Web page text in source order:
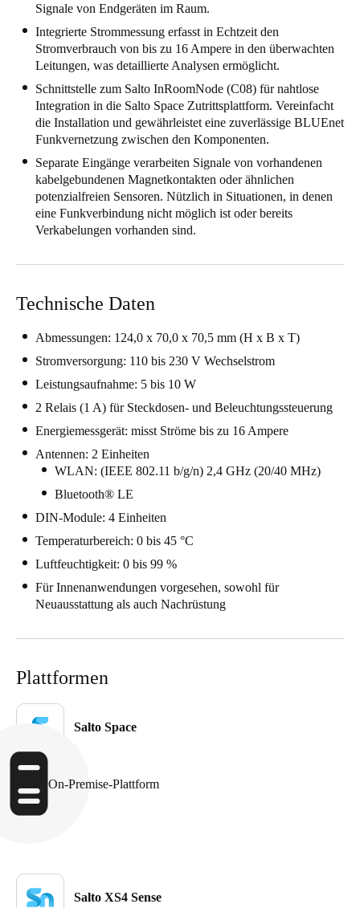
Netherlands
NederlandsEnglish
Belgium
FrançaisNederlands English
Spain
Español
Portugal
Português
Italy
Poland
Polski
Czech Republic
Čeština
Sweden
SvenskaEnglish
Finnish
English
Signale von Endgeräten im Raum.
Integrierte Strommessung erfasst in Echtzeit den
Stromverbrauch von bis zu 16 Ampere in den überwachten
Leitungen, was detaillierte Analysen ermöglicht.
Schnittstelle zum Salto InRoomNode (C08) für nahtlose
Integration in die Salto Space Zutrittsplattform. Vereinfacht
die Installation und gewährleistet eine zuverlässige BLUEnet
Funkvernetzung zwischen den Komponenten.
Separate Eingänge verarbeiten Signale von vorhandenen
kabelgebundenen Magnetkontakten oder ähnlichen
potenzialfreien Sensoren. Nützlich in Situationen, in denen
eine Funkverbindung nicht möglich ist oder bereits
Verkabelungen vorhanden sind.
Technische Daten
Abmessungen: 124,0 x 70,0 x 70,5 mm (H x B x T)
Stromversorgung: 110 bis 230 V Wechselstrom
Leistungsaufnahme: 5 bis 10 W
2 Relais (1 A) für Steckdosen- und Beleuchtungssteuerung
Energiemessgerät: misst Ströme bis zu 16 Ampere
Antennen: 2 Einheiten
WLAN: (IEEE 802.11 b/g/n) 2,4 GHz (20/40 MHz)
Bluetooth® LE
DIN-Module: 4 Einheiten
Temperaturbereich: 0 bis 45 °C
Luftfeuchtigkeit: 0 bis 99 %
Für Innenanwendungen vorgesehen, sowohl für
Neuausstattung als auch Nachrüstung
Plattformen
Salto Space
On-Premise-Plattform
Salto XS4 Sense